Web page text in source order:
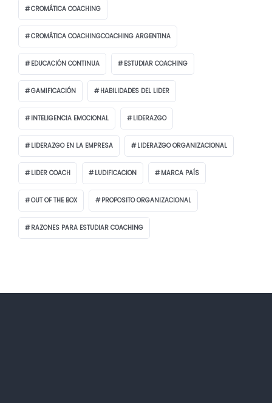
CROMÁTICA COACHING
CROMÁTICA COACHINGCOACHING ARGENTINA
EDUCACIÓN CONTINUA ESTUDIAR COACHING
GAMIFICACIÓN HABILIDADES DEL LIDER
INTELIGENCIA EMOCIONAL LIDERAZGO
LIDERAZGO EN LA EMPRESA LIDERAZGO ORGANIZACIONAL
LIDER COACH LUDIFICACION MARCA PAÍS
OUT OF THE BOX PROPOSITO ORGANIZACIONAL
RAZONES PARA ESTUDIAR COACHING